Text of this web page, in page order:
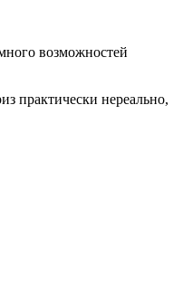
возможностей
практически нереально,